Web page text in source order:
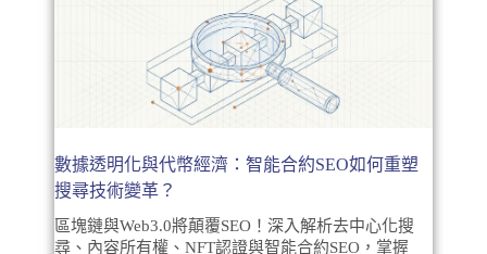
數據透明化與代幣經濟：智能合約SEO如何重塑
搜尋技術變革？
區塊鏈與Web3.0將顛覆SEO！深入解析去中心化搜
尋、內容所有權、NFT認證與智能合約SEO，掌握